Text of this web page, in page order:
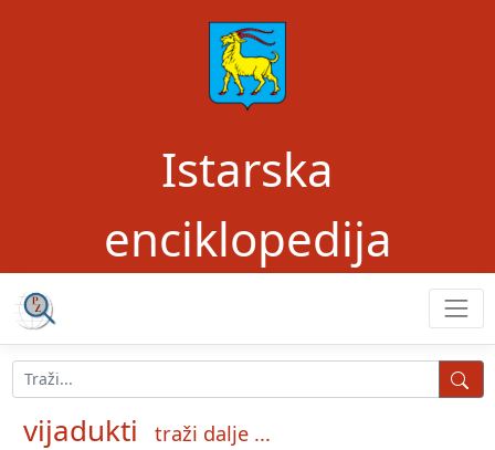
Istarska
enciklopedija
vijadukti traži dalje ...